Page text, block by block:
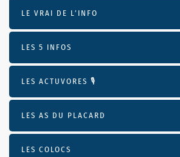
LE VRAI DE L’INFO
LES 5 INFOS
LES ACTUVORES 🎙
LES AS DU PLACARD
LES COLOCS